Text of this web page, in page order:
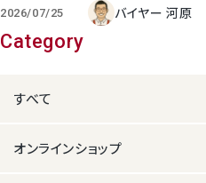
2026/07/25 バイヤー 河原
Category
すべて
オンラインショップ